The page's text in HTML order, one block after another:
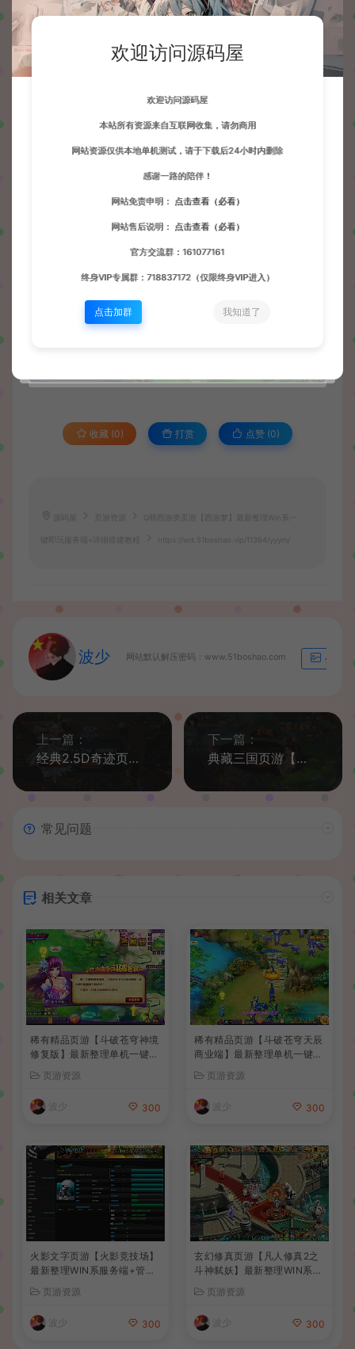
收藏 (0) 打赏 点赞 (0)
页游资源 Q萌西游类页游【西游梦】最新整理Win系一
键即玩服务端+详细搭建教程 https://wd.51boshao.vip/11364/yyym/
波少 网站默认解压密码：www.51boshao.com 生成海
上一篇：
经典2.5D奇迹页游【大天使之剑】最新整理Win系一键即玩服务端+运营后台+GM工具+详细搭建教程
下一篇：
典藏三国页游【王权无双之美人决】最新整理Win系一键即玩服务端+GM工具+运营后台+详细教程
常见问题
相关文章
稀有精品页游【斗破苍穹神境
修复版】最新整理单机一键即
+管理后台+详细搭建教程
页游资源
波少 300
稀有精品页游【斗破苍穹天辰
商业端】最新整理单机一键即
+管理后台+详细搭建教程+视
频教程
页游资源
波少 300
火影文字页游【火影竞技场】
最新整理WIN系服务端+管理
后台+详细搭建教程
页游资源
波少 300
玄幻修真页游【凡人修真2之
斗神弑妖】最新整理WIN系服
务端+GM工具+详细搭建教程
+外网教程
页游资源
波少 300
欢迎访问源码屋
欢迎访问源码屋
本站所有资源来自互联网收集，请勿商用
网站资源仅供本地单机测试，请于下载后24小时内删除
感谢一路的陪伴！
网站免责申明： 点击查看（必看）
网站售后说明： 点击查看（必看）
官方交流群：161077161
终身VIP专属群：718837172（仅限终身VIP进入）
点击加群 我知道了